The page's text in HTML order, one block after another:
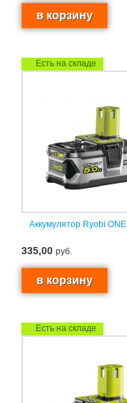
Есть на складе
Аккумулятор Ryobi
335,00 руб.
Есть на складе